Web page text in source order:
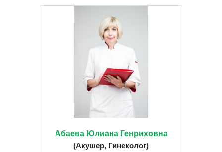
Абаева Юлиана Генриховна
(Акушер, Гинеколог)